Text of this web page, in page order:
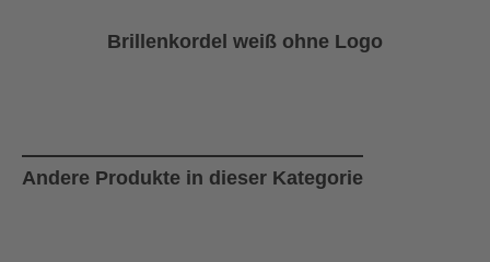
Brillenkordel weiß ohne Logo
Andere Produkte in dieser Kategorie